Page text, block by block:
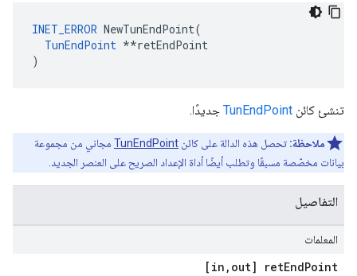
INET_ERROR NewTunEndPoint(
TunEndPoint **retEndPoint
)
تنشئ كائن TunEndPoint جديدًا.
ملاحظة: تحصل هذه الدالة على كائن TunEndPoint مجاني من مجموعة
بيانات مخصّصة مسبقًا وتطلب أيضًا أداة الإعداد الصريح على العنصر الجديد.
التفاصيل
المعلمات
[in , out] retEndPoint